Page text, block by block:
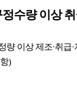
수량 이상
량 이상 제조·취급
)